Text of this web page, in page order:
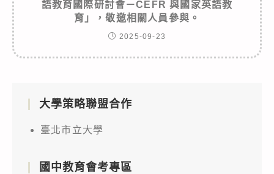
語教育國際研討會－CEFR 與國家英語教
育」，敬邀相關人員參與。
2025-09-23
大學策略聯盟合作
臺北市立大學
國中教育會考專區